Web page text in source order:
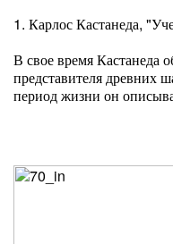
1. Карлос Кастанеда,
В свое время Кастанеда
представителя древних
период жизни он